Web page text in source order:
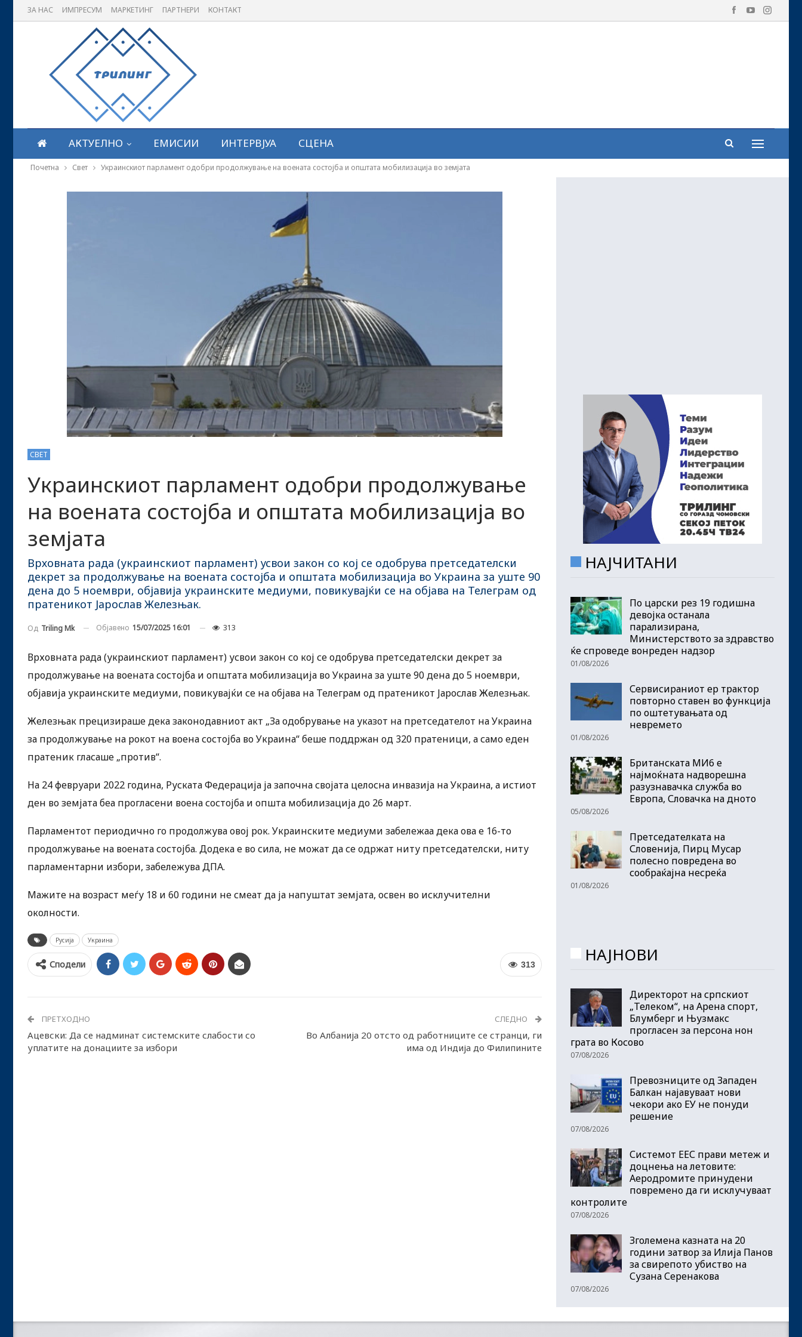
ЗА НАС ИМПРЕСУМ МАРКЕТИНГ ПАРТНЕРИ КОНТАКТ
АКТУЕЛНО ЕМИСИИ ИНТЕРВЈУА СЦЕНА
Почетна Свет Украинскиот парламент одобри продолжување на воената состојба и општата мобилизација во земјата
СВЕТ
Украинскиот парламент одобри продолжување
на воената состојба и општата мобилизација во
земјата
Врховната рада (украинскиот парламент) усвои закон со кој се одобрува претседателски
декрет за продолжување на воената состојба и општата мобилизација во Украина за уште 90
дена до 5 ноември, објавија украинските медиуми, повикувајќи се на објава на Телеграм од
пратеникот Јарослав Железњак.
Од Triling Mk Објавено 15/07/2025 16:01 313
Врховната рада (украинскиот парламент) усвои закон со кој се одобрува претседателски декрет за
продолжување на воената состојба и општата мобилизација во Украина за уште 90 дена до 5 ноември,
објавија украинските медиуми, повикувајќи се на објава на Телеграм од пратеникот Јарослав Железњак.
Железњак прецизираше дека законодавниот акт „За одобрување на указот на претседателот на Украина
за продолжување на рокот на воена состојба во Украина“ беше поддржан од 320 пратеници, а само еден
пратеник гласаше „против“.
На 24 февруари 2022 година, Руската Федерација ја започна својата целосна инвазија на Украина, а истиот
ден во земјата беа прогласени воена состојба и општа мобилизација до 26 март.
Парламентот периодично го продолжува овој рок. Украинските медиуми забележаа дека ова е 16-то
продолжување на воената состојба. Додека е во сила, не можат да се одржат ниту претседателски, ниту
парламентарни избори, забележува ДПА.
Мажите на возраст меѓу 18 и 60 години не смеат да ја напуштат земјата, освен во исклучителни
околности.
Русија Украина
313
Сподели
ПРЕТХОДНО
Ацевски: Да се надминат системските слабости со
уплатите на донациите за избори
СЛЕДНО
Во Албанија 20 отсто од работниците се странци, ги
има од Индија до Филипините
НАЈЧИТАНИ
По царски рез 19 годишна
девојка останала
парализирана,
Министерството за здравство
ќе спроведе вонреден надзор
01/08/2026
Сервисираниот ер трактор
повторно ставен во функција
по оштетувањата од
невремето
01/08/2026
Британската МИ6 е
најмоќната надворешна
разузнавачка служба во
Европа, Словачка на дното
05/08/2026
Претседателката на
Словенија, Пирц Мусар
полесно повредена во
сообраќајна несреќа
01/08/2026
НАЈНОВИ
Директорот на српскиот
„Телеком“, на Арена спорт,
Блумберг и Њузмакс
прогласен за персона нон
грата во Косово
07/08/2026
Превозниците од Западен
Балкан најавуваат нови
чекори ако ЕУ не понуди
решение
07/08/2026
Системот ЕЕС прави метеж и
доцнења на летовите:
Аеродромите принудени
повремено да ги исклучуваат
контролите
07/08/2026
Зголемена казната на 20
години затвор за Илија Панов
за свирепото убиство на
Сузана Серенакова
07/08/2026